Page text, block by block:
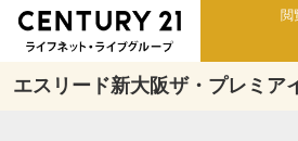
閲
エスリード新大阪ザ・プレミア